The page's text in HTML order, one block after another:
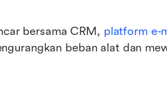
bersama CRM, platform e-
beban alat dan